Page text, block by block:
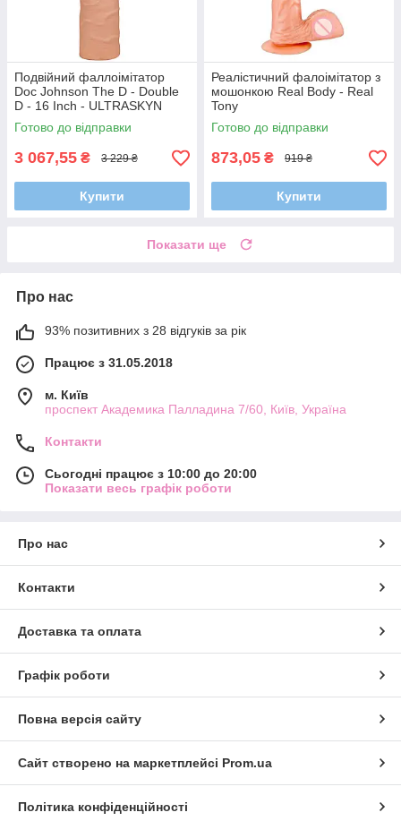
Подвійний фаллоімітатор
Doc Johnson The D - Double
D - 16 Inch - ULTRASKYN
Готово до відправки
3 067,55 ₴ 3 229 ₴
Купити
Реалістичний фалоімітатор з
мошонкою Real Body - Real
Tony
Готово до відправки
873,05 ₴ 919 ₴
Купити
Показати ще
Про нас
93% позитивних з 28 відгуків за рік
Працює з 31.05.2018
м. Київ
проспект Академика Палладина 7/60, Київ, Україна
Контакти
Сьогодні працює з 10:00 до 20:00
Показати весь графік роботи
Про нас
Контакти
Доставка та оплата
Графік роботи
Повна версія сайту
Сайт створено на маркетплейсі Prom.ua
Політика конфіденційності